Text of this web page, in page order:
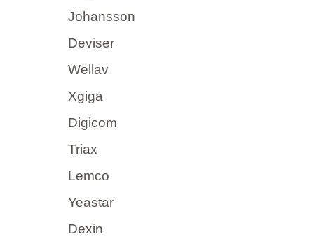
Johansson
Deviser
Wellav
Xgiga
Digicom
Triax
Lemco
Yeastar
Dexin